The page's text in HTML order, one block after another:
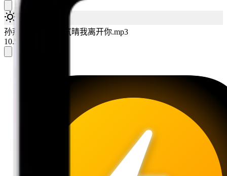
孙燕姿-星期一天气晴我离开你.mp3
10.5MB · 10:30